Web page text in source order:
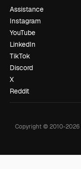
Assistance
Instagram
YouTube
LinkedIn
TikTok
Discord
X
Reddit
Copyright © 2010-2026